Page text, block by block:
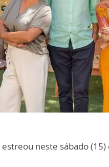
estreou neste sábado (15)